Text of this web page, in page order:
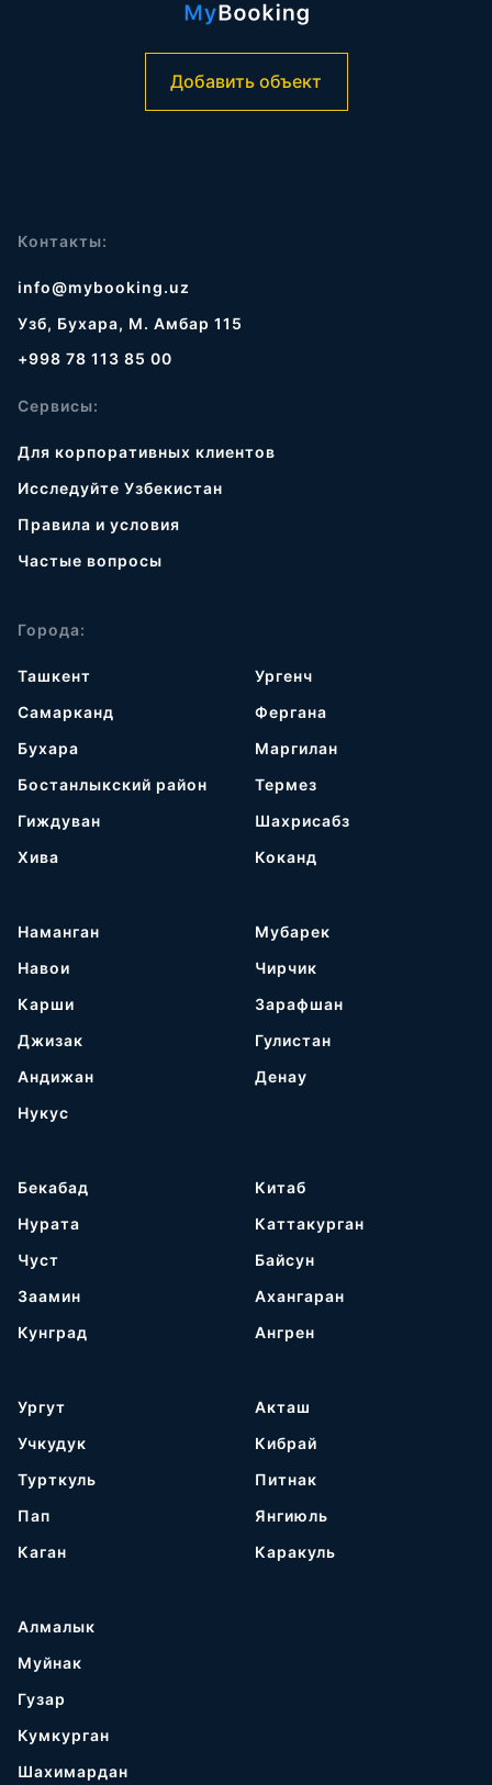
Добавить объект
Контакты:
info@mybooking.uz
Узб, Бухара, М. Амбар 115
+998 78 113 85 00
Сервисы:
Для корпоративных клиентов
Исследуйте Узбекистан
Правила и условия
Частые вопросы
Города:
Ташкент
Самарканд
Бухара
Бостанлыкский район
Гиждуван
Хива
Ургенч
Фергана
Маргилан
Термез
Шахрисабз
Коканд
Наманган
Навои
Карши
Джизак
Андижан
Нукус
Мубарек
Чирчик
Зарафшан
Гулистан
Денау
Бекабад
Нурата
Чуст
Заамин
Кунград
Китаб
Каттакурган
Байсун
Ахангаран
Ангрен
Ургут
Учкудук
Турткуль
Пап
Каган
Акташ
Кибрай
Питнак
Янгиюль
Каракуль
Алмалык
Муйнак
Гузар
Кумкурган
Шахимардан